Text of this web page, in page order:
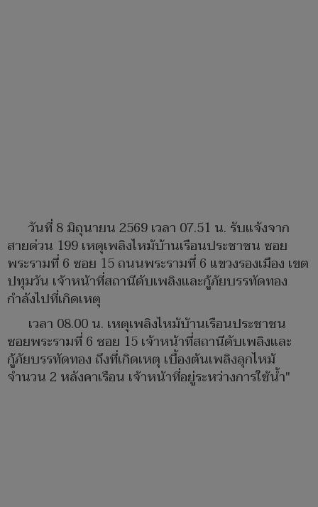
วันที่ 8 มิถุนายน 2569 เวลา 07.51 น. รับแจ้งจาก
สายด่วน 199 เหตุเพลิงไหม้บ้านเรือนประชาชน ซอย
พระรามที่ 6 ซอย 15 ถนนพระรามที่ 6 แขวงรองเมือง เขต
ปทุมวัน เจ้าหน้าที่สถานีดับเพลิงและกู้ภัยบรรทัดทอง
กำลังไปที่เกิดเหตุ
เวลา 08.00 น. เหตุเพลิงไหม้บ้านเรือนประชาชน
ซอยพระรามที่ 6 ซอย 15 เจ้าหน้าที่สถานีดับเพลิงและ
กู้ภัยบรรทัดทอง ถึงที่เกิดเหตุ เบื้องต้นเพลิงลุกไหม้
จำนวน 2 หลังคาเรือน เจ้าหน้าที่อยู่ระหว่างการใช้น้ำ"